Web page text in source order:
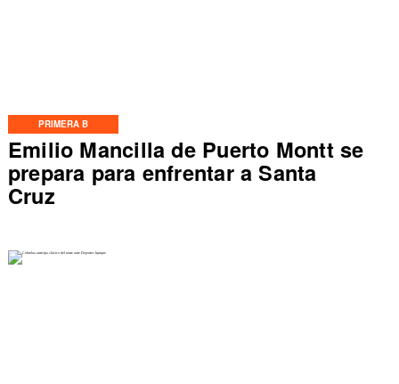
PRIMERA B
Emilio Mancilla de Puerto Montt se
prepara para enfrentar a Santa
Cruz